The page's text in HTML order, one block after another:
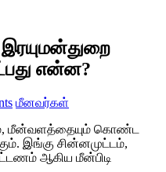
இரயுமன்துறை
என்ன?
மீனவர்கள்
மீன்வளத்தையும் கொண்ட
இங்கு சின்னமுட்டம்,
ஆகிய மீன்பிடி